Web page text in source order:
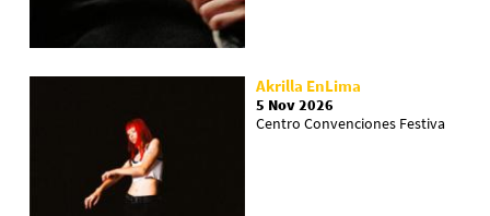
Akrilla EnLima
5 Nov 2026
Centro Convenciones Festiva